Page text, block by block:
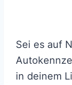
Sei es auf
in deinem